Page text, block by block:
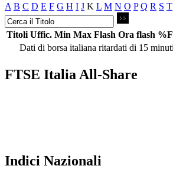
A B C D E F G H I J K L M N O P Q R S T
Titoli Uffic. Min Max Flash Ora flash
Dati di borsa italiana ritardati di 15 minuti
FTSE Italia All-Share
Indici Nazionali